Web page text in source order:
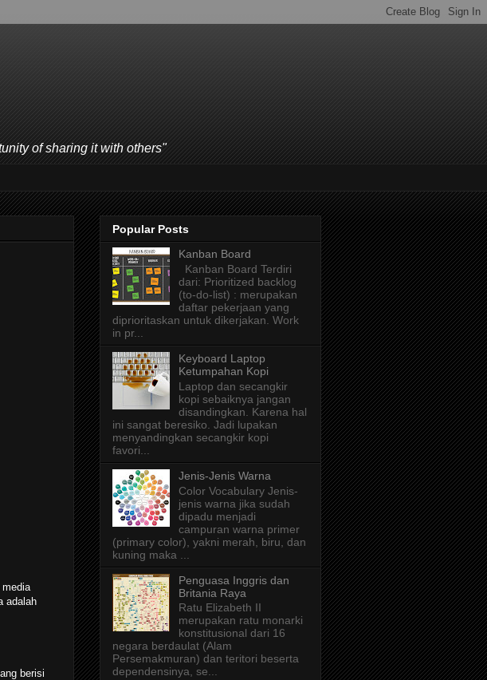
of sharing it with others"
adalah
berisi
Popular Posts
Kanban Board
Kanban Board Terdiri
dari: Prioritized backlog
(to-do-list) : merupakan
daftar pekerjaan yang
diprioritaskan untuk dikerjakan. Work
in pr...
Keyboard Laptop
Ketumpahan Kopi
Laptop dan secangkir
kopi sebaiknya jangan
disandingkan. Karena hal
ini sangat beresiko. Jadi lupakan
menyandingkan secangkir kopi
favori...
Jenis-Jenis Warna
Color Vocabulary Jenis-
jenis warna jika sudah
dipadu menjadi
campuran warna primer
(primary color), yakni merah, biru, dan
kuning maka ...
Penguasa Inggris dan
Britania Raya
Ratu Elizabeth II
merupakan ratu monarki
konstitusional dari 16
negara berdaulat (Alam
Persemakmuran) dan teritori beserta
dependensinya, se...